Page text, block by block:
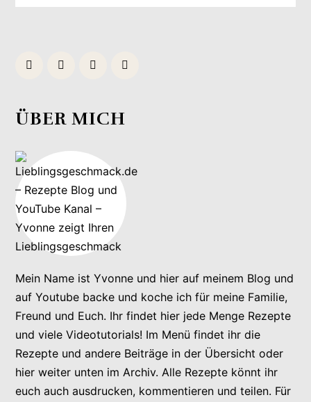
ÜBER MICH
Mein Name ist Yvonne und hier auf meinem Blog und
auf Youtube backe und koche ich für meine Familie,
Freund und Euch. Ihr findet hier jede Menge Rezepte
und viele Videotutorials! Im Menü findet ihr die
Rezepte und andere Beiträge in der Übersicht oder
hier weiter unten im Archiv. Alle Rezepte könnt ihr
euch auch ausdrucken, kommentieren und teilen. Für